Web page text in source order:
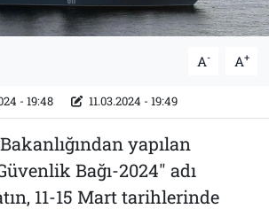
A- A+
- 19:48 11.03.2024 - 19:49
yapılan
Bağı-2024" adı
11-15 Mart tarihlerinde